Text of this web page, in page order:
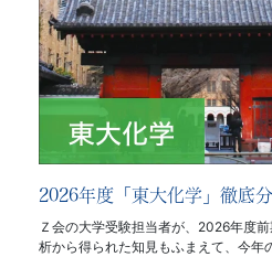
2026年度「東大化学」徹底
Ｚ会の大学受験担当者が、2026年度
析から得られた知見もふまえて、今年